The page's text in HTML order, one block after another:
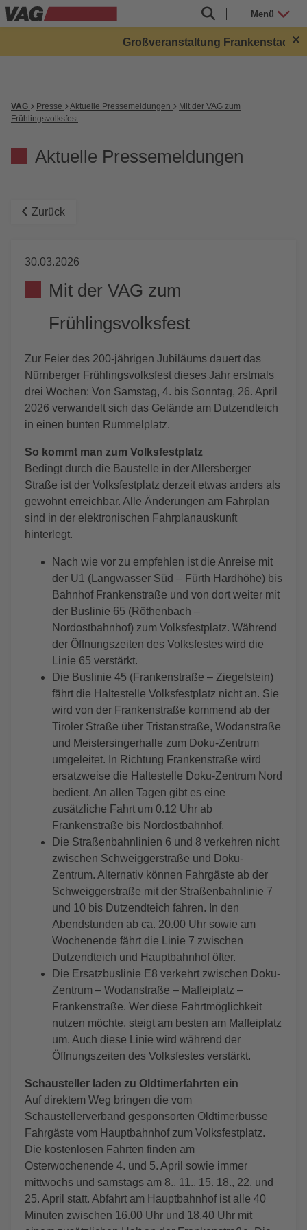
Menü
Großveranstaltung Frankenstadion
VAG Presse Aktuelle Pressemeldungen
Mit der VAG zum
Frühlingsvolksfest
Aktuelle Pressemeldungen
Zurück
30.03.2026
Mit der VAG zum
Frühlingsvolksfest
Zur Feier des 200-jährigen Jubiläums dauert das
Nürnberger Frühlingsvolksfest dieses Jahr erstmals
drei Wochen: Von Samstag, 4. bis Sonntag, 26. April
2026 verwandelt sich das Gelände am Dutzendteich
in einen bunten Rummelplatz.
So kommt man zum Volksfestplatz
Bedingt durch die Baustelle in der Allersberger
Straße ist der Volksfestplatz derzeit etwas anders als
gewohnt erreichbar. Alle Änderungen am Fahrplan
sind in der elektronischen Fahrplanauskunft
hinterlegt.
Nach wie vor zu empfehlen ist die Anreise mit
der U1 (Langwasser Süd – Fürth Hardhöhe) bis
Bahnhof Frankenstraße und von dort weiter mit
der Buslinie 65 (Röthenbach –
Nordostbahnhof) zum Volksfestplatz. Während
der Öffnungszeiten des Volksfestes wird die
Linie 65 verstärkt.
Die Buslinie 45 (Frankenstraße – Ziegelstein)
fährt die Haltestelle Volksfestplatz nicht an. Sie
wird von der Frankenstraße kommend ab der
Tiroler Straße über Tristanstraße, Wodanstraße
und Meistersingerhalle zum Doku-Zentrum
umgeleitet. In Richtung Frankenstraße wird
ersatzweise die Haltestelle Doku-Zentrum Nord
bedient. An allen Tagen gibt es eine
zusätzliche Fahrt um 0.12 Uhr ab
Frankenstraße bis Nordostbahnhof.
Die Straßenbahnlinien 6 und 8 verkehren nicht
zwischen Schweiggerstraße und Doku-
Zentrum. Alternativ können Fahrgäste ab der
Schweiggerstraße mit der Straßenbahnlinie 7
und 10 bis Dutzendteich fahren. In den
Abendstunden ab ca. 20.00 Uhr sowie am
Wochenende fährt die Linie 7 zwischen
Dutzendteich und Hauptbahnhof öfter.
Die Ersatzbuslinie E8 verkehrt zwischen Doku-
Zentrum – Wodanstraße – Maffeiplatz –
Frankenstraße. Wer diese Fahrtmöglichkeit
nutzen möchte, steigt am besten am Maffeiplatz
um. Auch diese Linie wird während der
Öffnungszeiten des Volksfestes verstärkt.
Schausteller laden zu Oldtimerfahrten ein
Auf direktem Weg bringen die vom
Schaustellerverband gesponsorten Oldtimerbusse
Fahrgäste vom Hauptbahnhof zum Volksfestplatz.
Die kostenlosen Fahrten finden am
Osterwochenende 4. und 5. April sowie immer
mittwochs und samstags am 8., 11., 15. 18., 22. und
25. April statt. Abfahrt am Hauptbahnhof ist alle 40
Minuten zwischen 16.00 Uhr und 18.40 Uhr mit